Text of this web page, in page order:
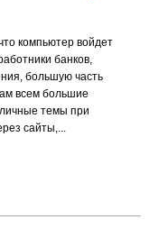
компьютер войдет
банков,
большую часть
всем большие
темы при
сайты,...